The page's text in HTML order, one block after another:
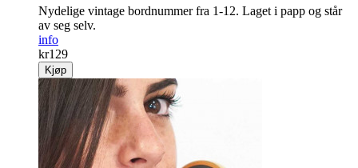
Nydelige vintage bordnummer fra 1-12. Laget i papp og står
av seg selv.
info
kr129
Kjøp